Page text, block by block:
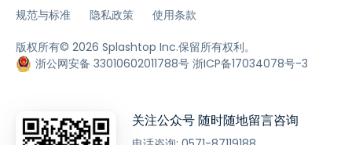
规范与标准 隐私政策 使用条款
版权所有© 2026 Splashtop Inc.保留所有权利。
浙公网安备 33010602011788号 浙ICP备17034078号-3
关注公众号 随时随地留言咨询